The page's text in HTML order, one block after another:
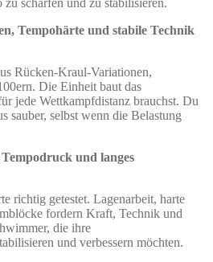
zu schärfen und zu stabilisieren.
Tempohärte und stabile Technik
Rücken-Kraul-Variationen,
Die Einheit baut das
jede Wettkampfdistanz brauchst. Du
sauber, selbst wenn die Belastung
und langes
richtig getestet. Lagenarbeit, harte
fordern Kraft, Technik und
die ihre
und verbessern möchten.